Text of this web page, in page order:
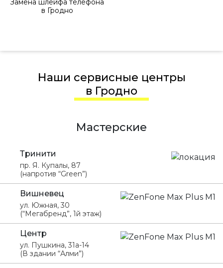
в Гродно
Наши сервисные центры
в Гродно
Мастерские
Тринити
пр. Я. Купалы, 87
(напротив “Green”)
Вишневец
ул. Южная, 30
(“Мегабренд”, 1й этаж)
Центр
ул. Пушкина, 31а-14
(В здании “Алми”)